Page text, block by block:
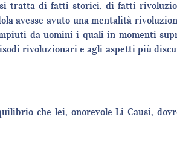
si tratta di fatti storici, di fatti
avesse avuto una mentalità
da uomini i quali in momenti
rivoluzionari e agli aspetti più
che lei, onorevole Li Causi,